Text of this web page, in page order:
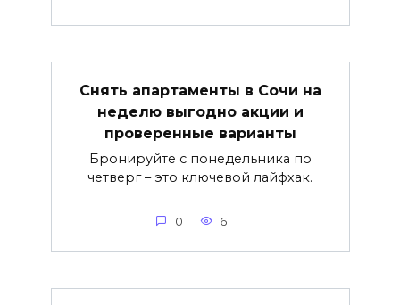
Снять апартаменты в Сочи на
неделю выгодно акции и
проверенные варианты
Бронируйте с понедельника по
четверг – это ключевой лайфхак.
0 6